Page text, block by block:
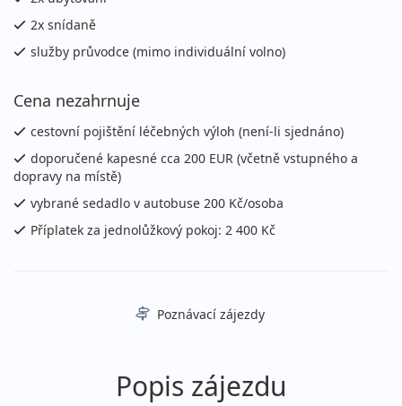
2x snídaně
služby průvodce (mimo individuální volno)
Cena nezahrnuje
cestovní pojištění léčebných výloh (není-li sjednáno)
doporučené kapesné cca 200 EUR (včetně vstupného a
dopravy na místě)
vybrané sedadlo v autobuse 200 Kč/osoba
Příplatek za jednolůžkový pokoj: 2 400 Kč
Poznávací zájezdy
Popis zájezdu